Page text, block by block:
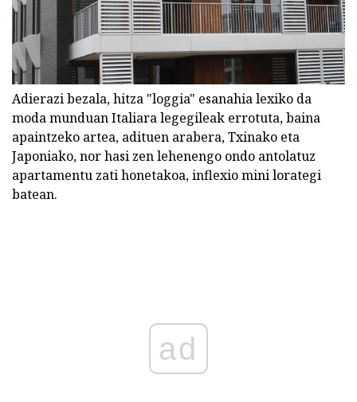
Adierazi bezala, hitza "loggia" esanahia lexiko da
moda munduan Italiara legegileak errotuta, baina
apaintzeko artea, adituen arabera, Txinako eta
Japoniako, nor hasi zen lehenengo ondo antolatuz
apartamentu zati honetakoa, inflexio mini lorategi
batean.
ad